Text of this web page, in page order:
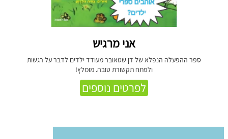
אני מרגיש
ספר ההפעלה הנפלא של דן שטאובר מעודד ילדים לדבר על רגשות
ולפתח תקשורת טובה. מומלץ!
לפרטים נוספים